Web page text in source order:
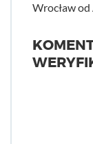
Wrocław